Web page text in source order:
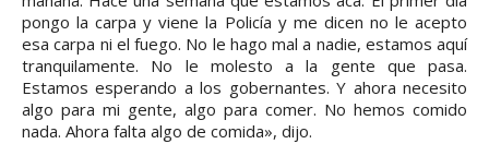
pongo la carpa y viene la Policía y me dicen no le acepto
esa carpa ni el fuego. No le hago mal a nadie, estamos aquí
tranquilamente. No le molesto a la gente que pasa.
Estamos esperando a los gobernantes. Y ahora necesito
algo para mi gente, algo para comer. No hemos comido
nada. Ahora falta algo de comida», dijo.